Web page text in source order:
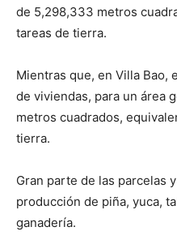
de 5,298,333 metros
tareas de tierra.
Mientras que, en Villa Bao,
de viviendas, para un área
metros cuadrados,
tierra.
Gran parte de las parcelas
producción de piña, yuca,
ganadería.